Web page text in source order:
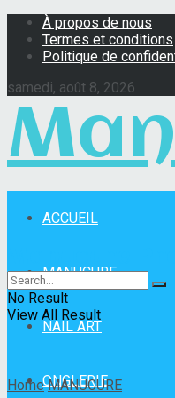
À propos de nous
Termes et conditions
Politique de
samedi, août 8, 2026
ACCUEIL
MANUCURE
NAIL ART
ONGLERIE
No Result
View All Result
Home MANUCURE